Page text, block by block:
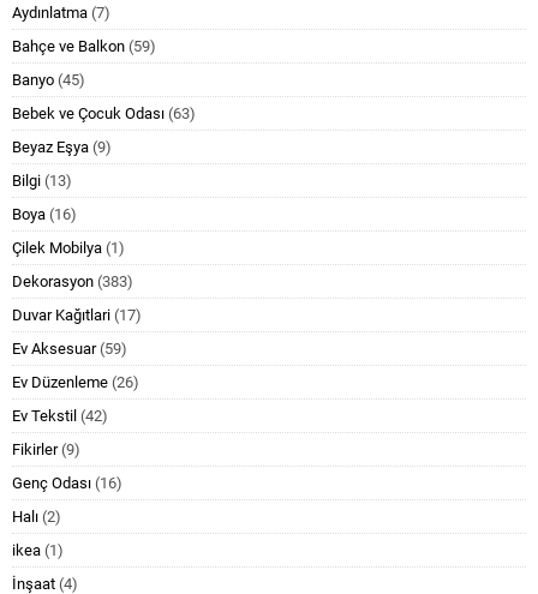
Aydınlatma (7)
Bahçe ve Balkon (59)
Banyo (45)
Bebek ve Çocuk Odası (63)
Beyaz Eşya (9)
Bilgi (13)
Boya (16)
Çilek Mobilya (1)
Dekorasyon (383)
Duvar Kağıtlari (17)
Ev Aksesuar(59)
Ev Düzenleme (26)
Ev Tekstil (42)
Fikirler(9)
Genç Odası (16)
Halı (2)
ikea (1)
İnşaat (4)